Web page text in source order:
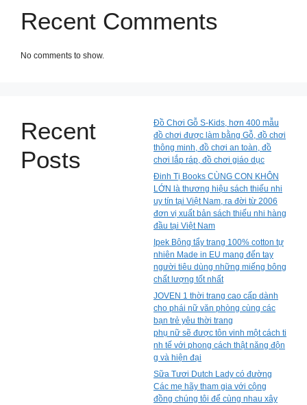
Recent Comments
No comments to show.
Recent
Posts
Đồ Chơi Gỗ S-Kids, hơn 400 mẫu
đồ chơi được làm bằng Gỗ, đồ chơi
thông minh, đồ chơi an toàn, đồ
chơi lắp ráp, đồ chơi giáo dục
Đinh Tị Books CÙNG CON KHÔN
LỚN là thương hiệu sách thiếu nhi
uy tín tại Việt Nam, ra đời từ 2006
đơn vị xuất bản sách thiếu nhi hàng
đầu tại Việt Nam
Ipek Bông tẩy trang 100% cotton tự
nhiên Made in EU mang đến tay
người tiêu dùng những miếng bông
chất lượng tốt nhất
JOVEN 1 thời trang cao cấp dành
cho phái nữ văn phòng cùng các
bạn trẻ yêu thời trang
phụ nữ sẽ được tôn vinh một cách ti
nh tế với phong cách thật năng độn
g và hiện đại
Sữa Tươi Dutch Lady có đường
Các mẹ hãy tham gia với cộng
đồng chúng tôi để cùng nhau xây